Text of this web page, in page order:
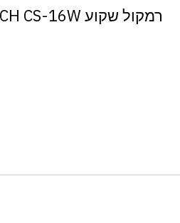
רמקול שקוע KLIPSCH CS-16W